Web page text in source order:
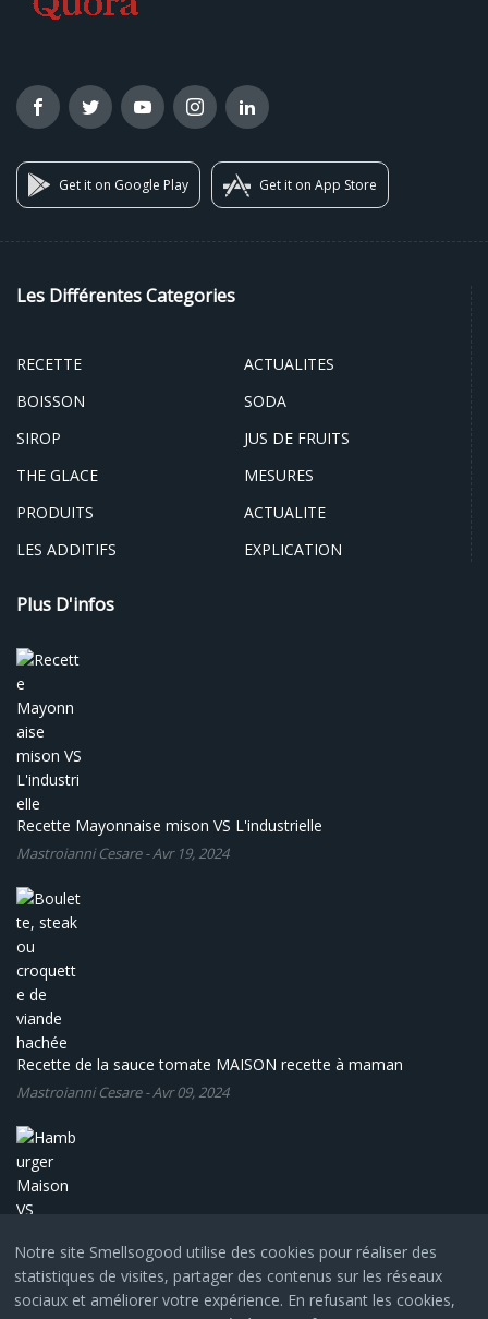
Notre site Smellsogood utilise des cookies pour réaliser des
statistiques de visites, partager des contenus sur les réseaux
sociaux et améliorer votre expérience. En refusant les cookies,
Get it on Google Play Get it on App Store
Les Différentes Categories
RECETTE
ACTUALITES
BOISSON
SODA
SIROP
JUS DE FRUITS
THE GLACE
MESURES
PRODUITS
ACTUALITE
LES ADDITIFS
EXPLICATION
Plus D'infos
Recette Mayonnaise mison VS L'industrielle
Mastroianni Cesare-Avr 19, 2024
Recette de la sauce tomate MAISON recette à maman
Mastroianni Cesare-Avr 09, 2024
Hamburger Maison VS l'industriel
Mastroianni Cesare-Avr 02, 2024